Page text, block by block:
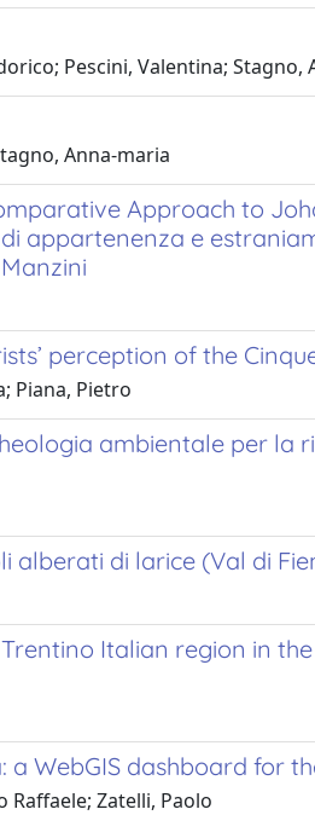
Pescini, Valentina; Stagno,
Anna-maria
Approach to
appartenenza e
perception of the
Piana, Pietro
ambientale per la
alberati di larice (Val di
Italian region in
a WebGIS dashboard for
Raffaele; Zatelli, Paolo